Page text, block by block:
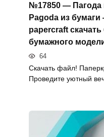
№17850 — Пагода
Pagoda из
papercraft
бумажного
64
Скачать файл!
Проведите уютный